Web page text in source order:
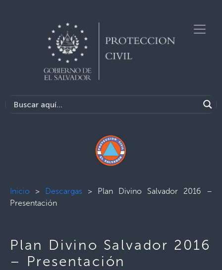
Inicio > Descargas > Plan Divino Salvador 2016 –
Presentación
Plan Divino Salvador 2016
– Presentación